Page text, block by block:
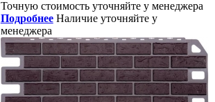
Точную стоимость уточняйте у менеджера
Подробнее Наличие уточняйте у
менеджера